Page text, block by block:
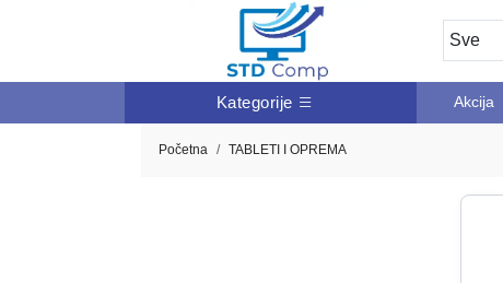
Kategorije Akcija
Početna TABLETI I OPREMA